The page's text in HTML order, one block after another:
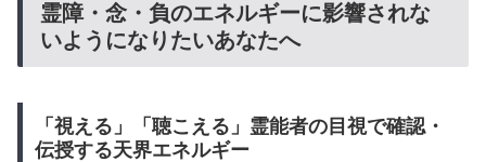
​霊障・念・負のエネルギーに影響されな
いようになりたいあなたへ
「視える」「聴こえる」霊能者の目視で確認・
伝授する天界エネルギー